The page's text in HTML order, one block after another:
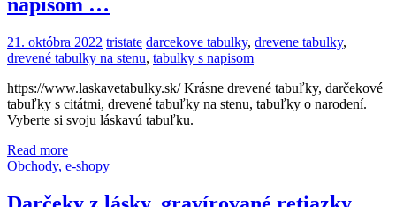
21. októbra 2022 tristate darcekove tabulky, drevene tabulky,
drevené tabulky na stenu, tabulky s napisom
https://www.laskavetabulky.sk/ Krásne drevené tabuľky, darčekové
tabuľky s citátmi, drevené tabuľky na stenu, tabuľky o narodení.
Vyberte si svoju láskavú tabuľku.
Read more
Obchody, e-shopy